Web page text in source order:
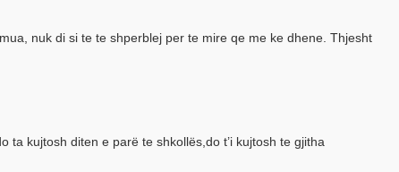
nuk di si te te shperblej per te mire qe me ke dhene. Thjesht
kujtosh diten e parë te shkollës,do t’i kujtosh te gjitha